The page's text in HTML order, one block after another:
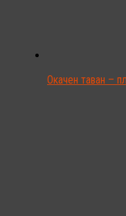
Окачен таван –